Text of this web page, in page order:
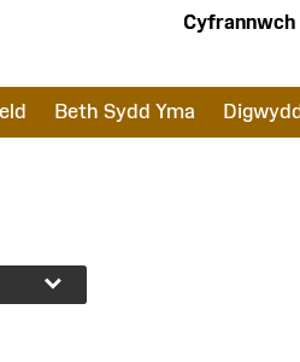
Cyfrannwch
Beth Sydd Yma